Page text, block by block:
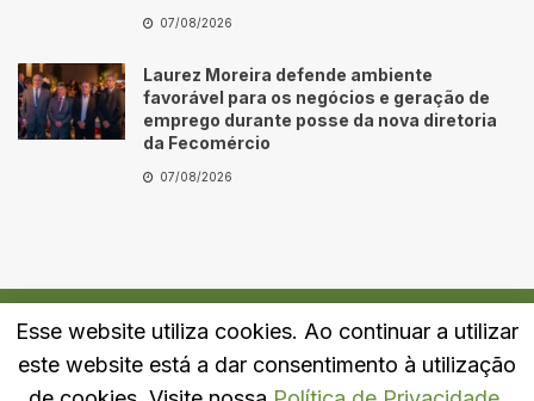
07/08/2026
Laurez Moreira defende ambiente
favorável para os negócios e geração de
emprego durante posse da nova diretoria
da Fecomércio
07/08/2026
Quem Somos Fale Conosco Política de Privacidade
Esse website utiliza cookies. Ao continuar a utilizar
este website está a dar consentimento à utilização